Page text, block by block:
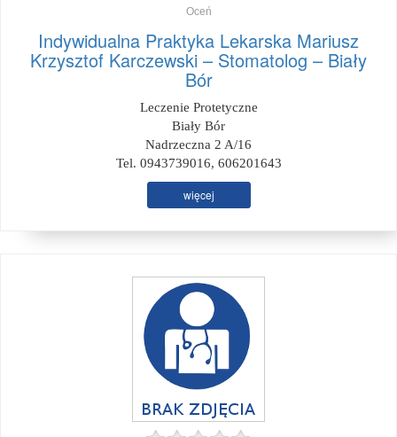
Oceń
Indywidualna Praktyka Lekarska Mariusz
Krzysztof Karczewski – Stomatolog – Biały
Bór
Leczenie Protetyczne
Biały Bór
Nadrzeczna 2 A/16
Tel. 0943739016, 606201643
więcej